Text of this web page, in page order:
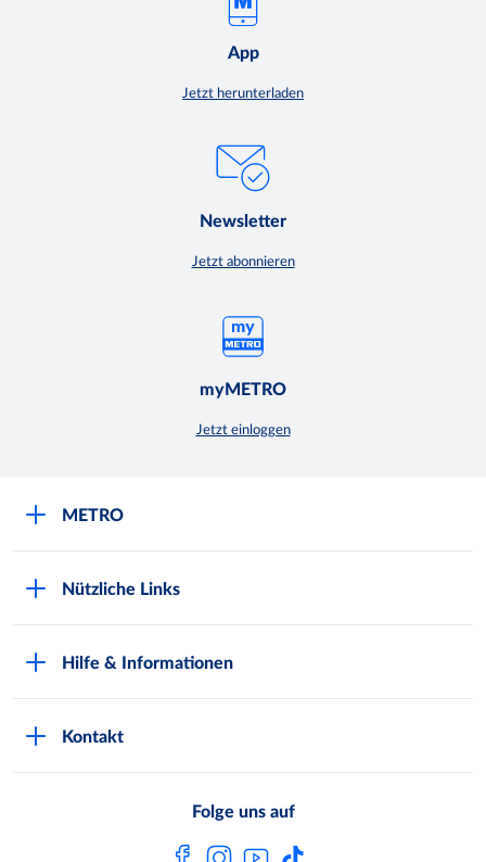
App
Jetzt herunterladen
Newsletter
Jetzt abonnieren
myMETRO
Jetzt einloggen
METRO
Presse
Nützliche Links
Hilfe & Informationen
Kontakt
Folge uns auf